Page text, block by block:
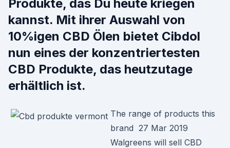
Produkte, das Du heute kriegen
kannst. Mit ihrer Auswahl von
10%igen CBD Ölen bietet Cibdol
nun eines der konzentriertesten
CBD Produkte, das heutzutage
erhältlich ist.
The range of products this
brand 27 Mar 2019
Walgreens will sell CBD